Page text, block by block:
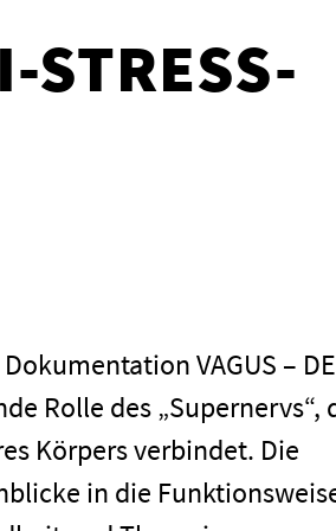
STRESS-
VAGUS –
Rolle des „Supernervs“,
Körpers verbindet. Die
in die